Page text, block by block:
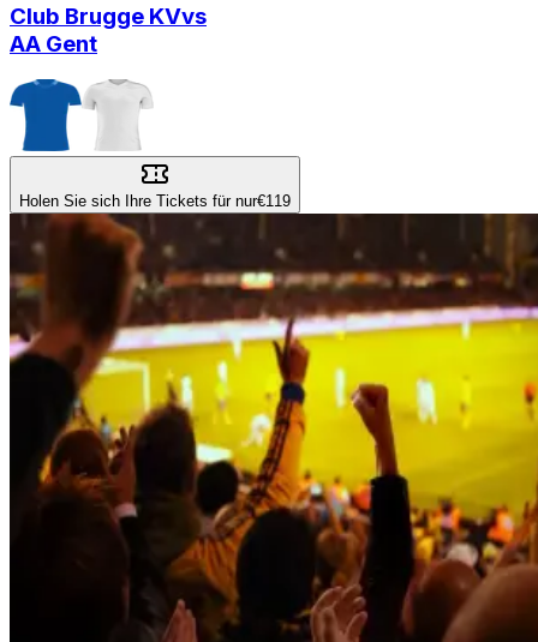
Club Brugge KVvs
AA Gent
Holen Sie sich Ihre Tickets für nur€119